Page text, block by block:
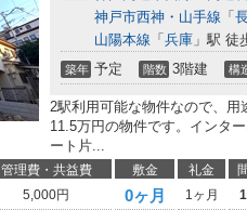
神戸市西神・山手線 「
山陽本線 「 兵庫 」駅 徒
築年 予定 階数 3階建 構
2駅利用可能な物件なので、
11.5万円の物件です。インタ
ート片...
管理費・共益費 敷金 礼金
5,000円 0ヶ月 1ヶ月